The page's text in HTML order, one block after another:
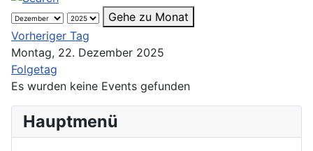
Gehe zu Monat
Vorheriger Tag
Montag, 22. Dezember 2025
Folgetag
Es wurden keine Events gefunden
Hauptmenü